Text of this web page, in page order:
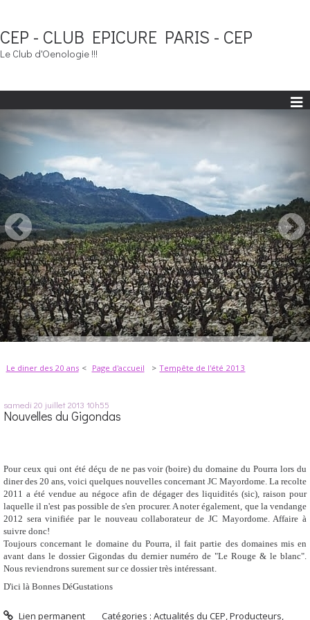
CEP - CLUB EPICURE PARIS - CEP
Le Club d'Oenologie !!!
Le diner des 20 ans Page d'accueil Tempête de l'été 2013
samedi 20 juillet 2013 10h55
Nouvelles du Gigondas
Pour ceux qui ont été déçu de ne pas voir (boire) du domaine du Pourra lors du
diner des 20 ans, voici quelques nouvelles concernant JC Mayordome. La recolte
2011 a été vendue au négoce afin de dégager des liquidités (sic), raison pour
laquelle il n'est pas possible de s'en procurer. A noter également, que la vendange
2012 sera vinifiée par le nouveau collaborateur de JC Mayordome. Affaire à
suivre donc!
Toujours concernant le domaine du Pourra, il fait partie des domaines mis en
avant dans le dossier Gigondas du dernier numéro de "Le Rouge & le blanc".
Nous reviendrons surement sur ce dossier très intéressant.
D'ici là Bonnes DéGustations
Lien permanent Catégories :Actualités du CEP,Producteurs,